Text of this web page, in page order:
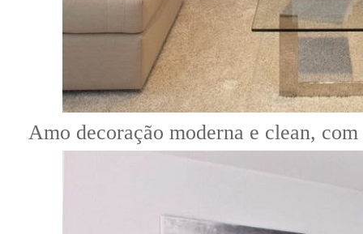
Amo decoração moderna e clean,